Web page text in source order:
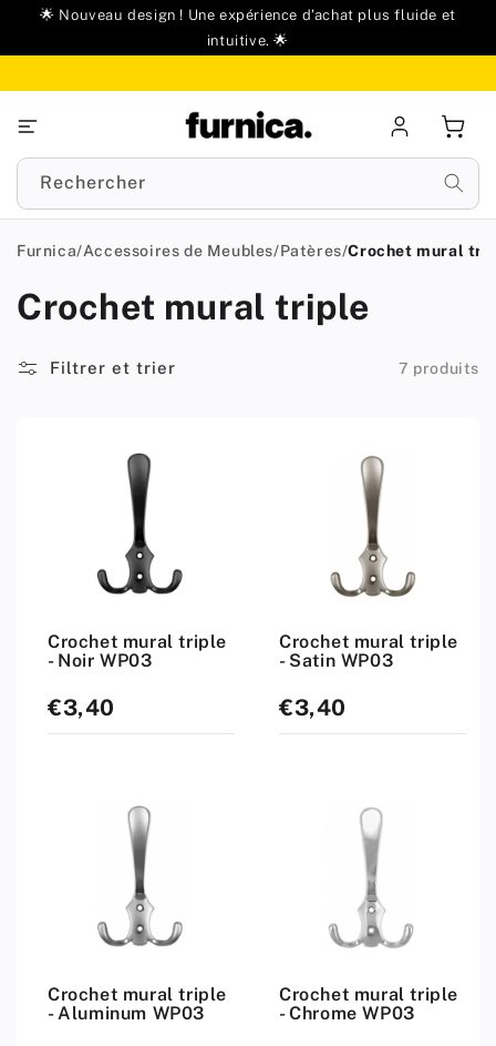
🌟 Nouveau design ! Une expérience d'achat plus fluide et
intuitive. 🌟
connecter
Rechercher
Furnica/Accessoires de Meubles/Patères/Crochet mural
Crochet mural triple
Filtrer et trier 7 produits
Crochet mural triple
- Noir WP03
Prix
standard
€3,40
Crochet mural triple
- Satin WP03
Prix
standard
€3,40
Crochet mural triple
- Aluminum WP03
Crochet mural triple
- Chrome WP03